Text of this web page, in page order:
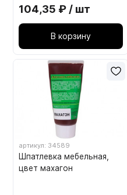
104,35 ₽ / шт
В корзину
артикул: 34589
Шпатлевка мебельная,
цвет махагон